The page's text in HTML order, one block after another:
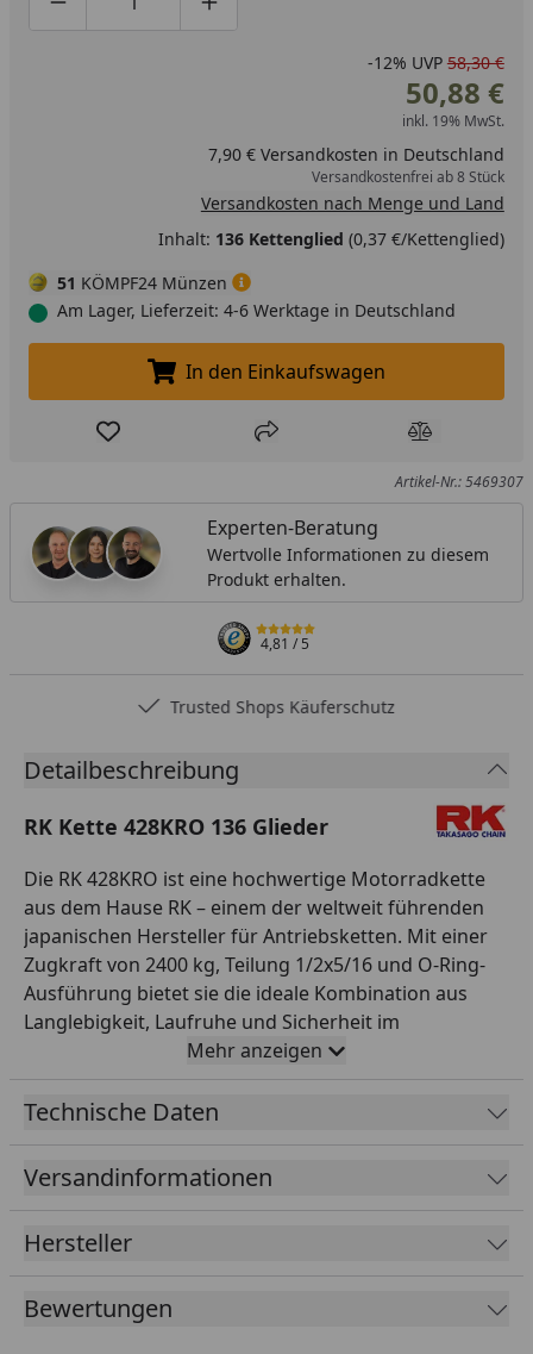
Produktmenge um eins verringern
Produktmenge manuell eingeben
Produktmenge um eins erhöhen
-12% UVP 58,30 €
50,88 €
inkl. 19% MwSt.
7,90 € Versandkosten in Deutschland
Versandkostenfrei ab 8 Stück
Versandkosten nach Menge und Land
Inhalt: 136 Kettenglied (0,37 €/Kettenglied)
51 KÖMPF24 Münzen
Am Lager, Lieferzeit: 4-6 Werktage in Deutschland
In den Einkaufswagen legen
In den Einkaufswagen
Produkt zur Wunschliste hinzufügen
Teilen Produkt
Artikel-Nr.: 5469307
Experten-Beratung
Wertvolle Informationen zu diesem
Produkt erhalten.
4,81/ 5
Trusted Shops Käuferschutz
Detailbeschreibung
RK Kette 428KRO 136 Glieder
Die RK 428KRO ist eine hochwertige Motorradkette
aus dem Hause RK – einem der weltweit führenden
japanischen Hersteller für Antriebsketten. Mit einer
Zugkraft von 2400 kg, Teilung 1/2x5/16 und O-Ring-
Ausführung bietet sie die ideale Kombination aus
Langlebigkeit, Laufruhe und Sicherheit im
Einsatzbereich Straße bis 250 ccm. Die O-Ring-
Dichtung schützt das Schmierfett zuverlässig vor
Schmutz und Feuchtigkeit. Diese Variante wird offen
Hohlnietschloss als Verbindungsschloss ausgestattet.
Farbe: grau. RK steht seit Jahrzehnten für höchste
anspruchsvolle Motorradfahrer, die auf zuverlässige
Originalqualität bei der Antriebskette setzen.
Mehr anzeigen
Technische Daten
Versandinformationen
Hersteller
Bewertungen